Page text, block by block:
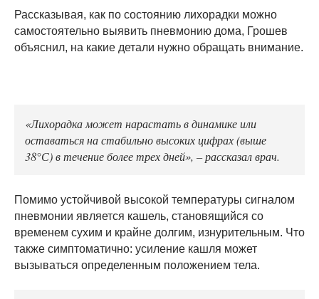
Рассказывая, как по состоянию лихорадки можно
самостоятельно выявить пневмонию дома, Грошев
объяснил, на какие детали нужно обращать внимание.
«Лихорадка может нарастать в динамике или
оставаться на стабильно высоких цифрах (выше
38°С) в течение более трех дней», – рассказал врач.
Помимо устойчивой высокой температуры сигналом
пневмонии является кашель, становящийся со
временем сухим и крайне долгим, изнурительным. Что
также симптоматично: усиление кашля может
вызываться определенным положением тела.